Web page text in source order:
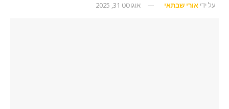
על ידי אורי שבתאי אוגוסט 31, 2025